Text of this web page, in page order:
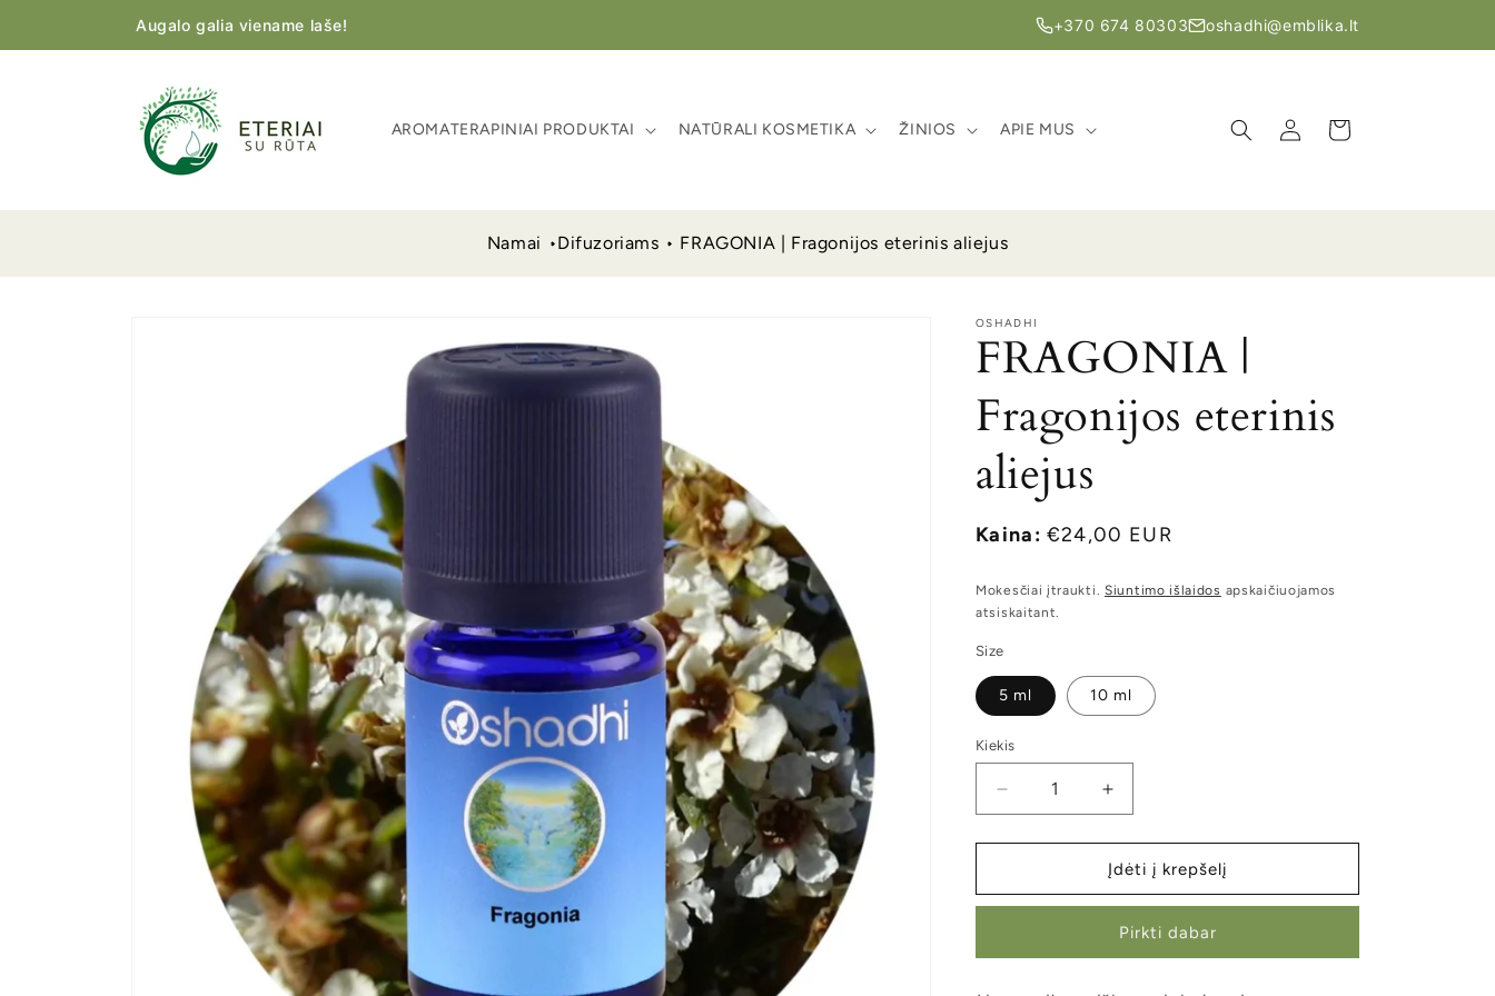
Augalo galia viename laše! +370 674 80303 oshadhi@emblika.lt
AROMATERAPINIAI PRODUKTAI NATŪRALI KOSMETIKA ŽINIOS APIE MUS PrisijungtiKrepšelis
Namai Difuzoriams FRAGONIA | Fragonijos eterinis aliejus
OSHADHI
FRAGONIA |
Fragonijos eterinis
aliejus
Kaina: Įprasta
€24,00 EUR
Mokesčiai įtraukti. Siuntimo išlaidos apskaičiuojamos
atsiskaitant.
Size
5 ml 10 ml
Kiekis
Sumažinti
FRAGONIA
|
eterinis
Padidinti
FRAGONIA
|
Fragonijos
eterinis
kiekį
Įdėti į krepšelį
Pirkti dabar